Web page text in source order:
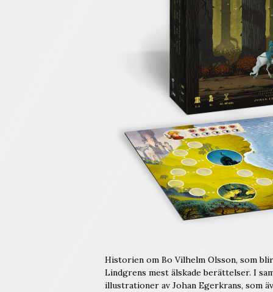
Historien om Bo Vilhelm Olsson, som
Lindgrens mest älskade berättelser. I
illustrationer av Johan Egerkrans, som